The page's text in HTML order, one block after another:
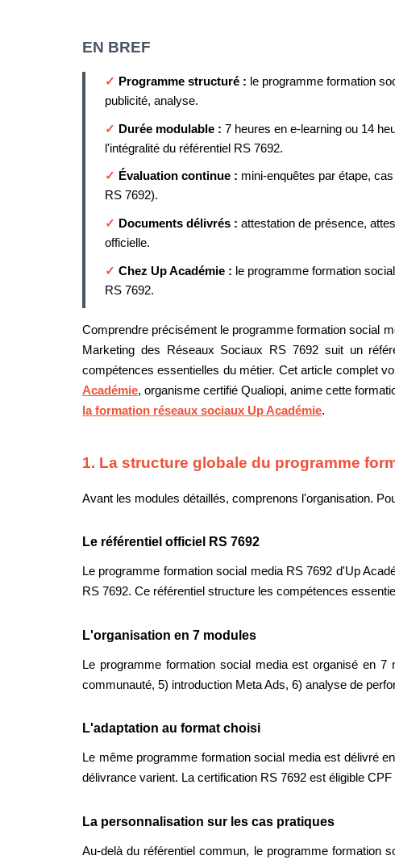
EN BREF
✓ Programme structuré : le programme formation
publicité, analyse.
✓ Durée modulable : 7 heures en e-learning ou 14
l'intégralité du référentiel RS 7692.
✓ Évaluation continue : mini-enquêtes par étape,
RS 7692).
✓ Documents délivrés : attestation de présence,
officielle.
✓ Chez Up Académie : le programme formation
RS 7692.
Comprendre précisément le programme formation social
Marketing des Réseaux Sociaux RS 7692 suit un
compétences essentielles du métier. Cet article complet
Académie, organisme certifié Qualiopi, anime cette
la formation réseaux sociaux Up Académie.
1. La structure globale du programme
Avant les modules détaillés, comprenons l'organisation.
Le référentiel officiel RS 7692
Le programme formation social media RS 7692 d'Up
RS 7692. Ce référentiel structure les compétences
L'organisation en 7 modules
Le programme formation social media est organisé en
communauté, 5) introduction Meta Ads, 6) analyse de
L'adaptation au format choisi
Le même programme formation social media est délivré
délivrance varient. La certification RS 7692 est éligible
La personnalisation sur les cas pratiques
Au-delà du référentiel commun, le programme formation